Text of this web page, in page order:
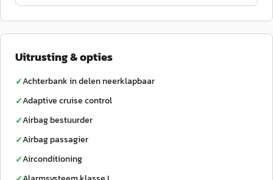
Uitrusting & opties
✓Achterbank in delen neerklapbaar
✓Adaptive cruise control
✓Airbag bestuurder
✓Airbag passagier
✓Airconditioning